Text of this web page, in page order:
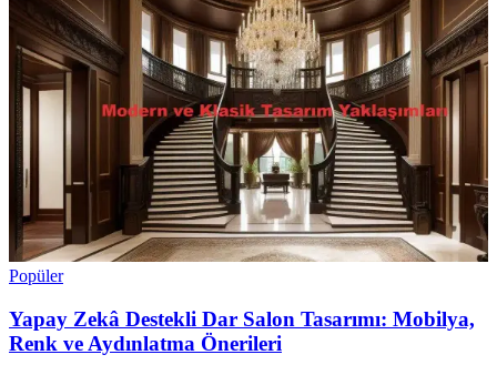
Popüler
Yapay Zekâ Destekli Dar Salon Tasarımı: Mobilya,
Renk ve Aydınlatma Önerileri